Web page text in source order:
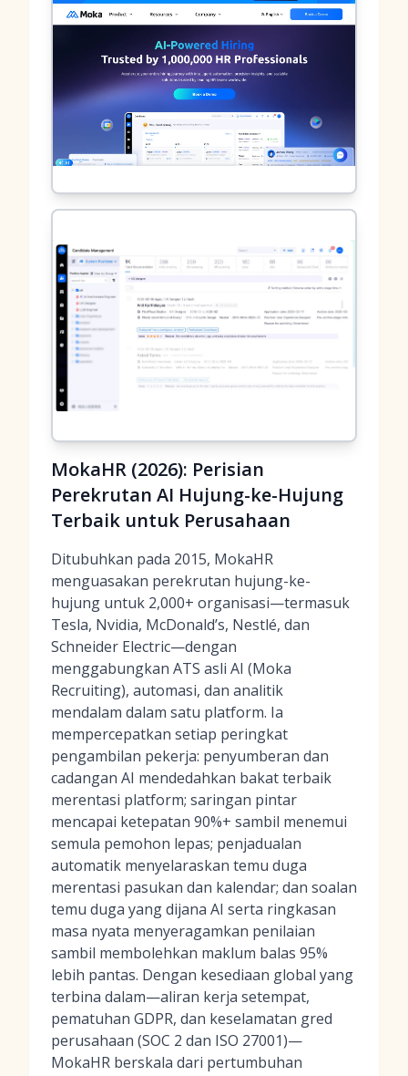
MokaHR (2026): Perisian
Perekrutan AI Hujung-ke-Hujung
Terbaik untuk Perusahaan
Ditubuhkan pada 2015, MokaHR
menguasakan perekrutan hujung-ke-
hujung untuk 2,000+ organisasi—termasuk
Tesla, Nvidia, McDonald’s, Nestlé, dan
Schneider Electric—dengan
menggabungkan ATS asli AI (Moka
Recruiting), automasi, dan analitik
mendalam dalam satu platform. Ia
mempercepatkan setiap peringkat
pengambilan pekerja: penyumberan dan
cadangan AI mendedahkan bakat terbaik
merentasi platform; saringan pintar
mencapai ketepatan 90%+ sambil menemui
semula pemohon lepas; penjadualan
automatik menyelaraskan temu duga
merentasi pasukan dan kalendar; dan soalan
temu duga yang dijana AI serta ringkasan
masa nyata menyeragamkan penilaian
sambil membolehkan maklum balas 95%
lebih pantas. Dengan kesediaan global yang
terbina dalam—aliran kerja setempat,
pematuhan GDPR, dan keselamatan gred
perusahaan (SOC 2 dan ISO 27001)—
MokaHR berskala dari pertumbuhan